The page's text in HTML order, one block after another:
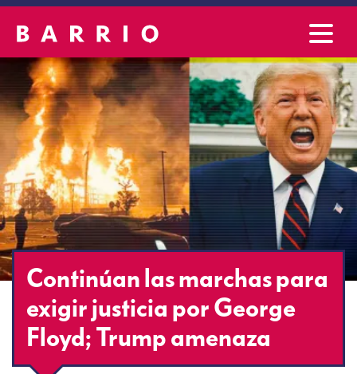
Continúan las marchas para
exigir justicia por George
Floyd; Trump amenaza